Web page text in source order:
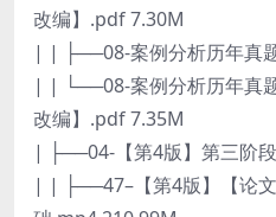
改编】.pdf 7.30M
| | ├──08-案例分析历年真
| | └──08-案例分析历年真
改编】.pdf 7.35M
| ├──04-【第4版】第三阶
| | ├──47–【第4版】【论